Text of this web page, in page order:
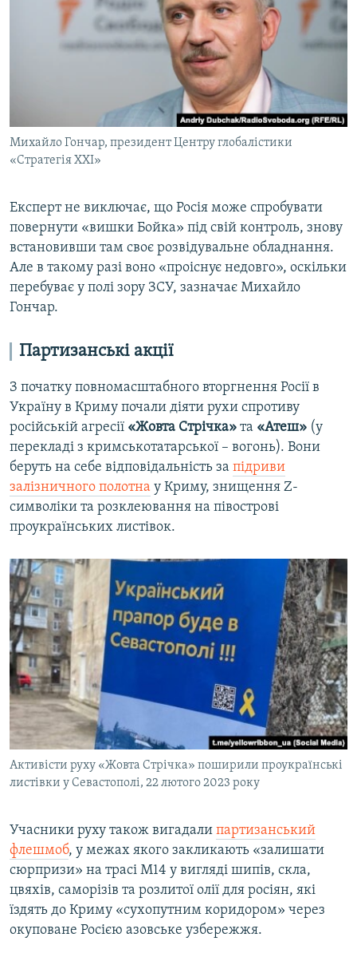
Михайло Гончар, президент Центру глобалістики
«Стратегія ХХІ»
Експерт не виключає, що Росія може спробувати
повернути «вишки Бойка» під свій контроль, знову
встановивши там своє розвідувальне обладнання.
Але в такому разі воно «проіснує недовго», оскільки
перебуває у полі зору ЗСУ, зазначає Михайло
Гончар.
Партизанські акції
З початку повномасштабного вторгнення Росії в
Україну в Криму почали діяти рухи спротиву
російській агресії «Жовта Стрічка» та «Атеш» (у
перекладі з кримськотатарської – вогонь). Вони
беруть на себе відповідальність за підриви
залізничного полотна у Криму, знищення Z-
символіки та розклеювання на півострові
проукраїнських листівок.
Активісти руху «Жовта Стрічка» поширили проукраїнські
листівки у Севастополі, 22 лютого 2023 року
Учасники руху також вигадали партизанський
флешмоб, у межах якого закликають «залишати
сюрпризи» на трасі М14 у вигляді шипів, скла,
цвяхів, саморізів та розлитої олії для росіян, які
їздять до Криму «сухопутним коридором» через
окуповане Росією азовське узбережжя.